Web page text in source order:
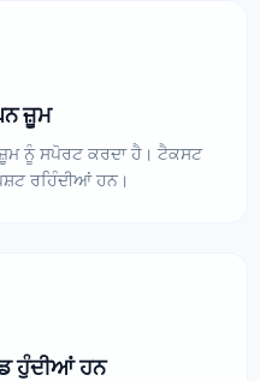
ਜ਼ੂਮ
ਨੂੰ ਸਪੋਰਟ ਕਰਦਾ ਹੈ। ਟੈਕਸਟ
ਰਹਿੰਦੀਆਂ ਹਨ।
ਹੁੰਦੀਆਂ ਹਨ